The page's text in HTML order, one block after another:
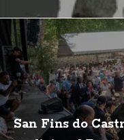
San Fins do